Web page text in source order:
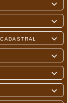





